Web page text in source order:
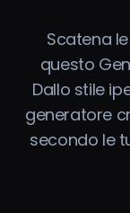
Strumenti AI
Prezzi
Scatena
questo
Dallo stile
generatore
secondo le